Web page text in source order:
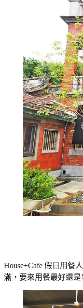
House+Cafe 假日用餐
滿，要來用餐最好還是